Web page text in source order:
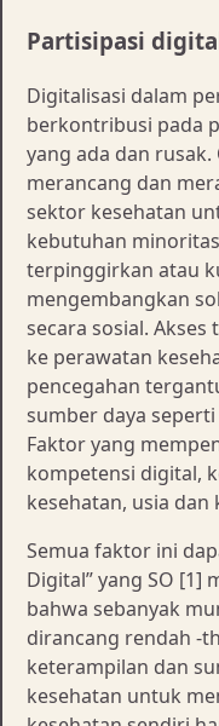
Partisipasi
Digitalisasi dalam
berkontribusi pada
yang ada dan
merancang dan
sektor kesehatan
kebutuhan
terpinggirkan atau
mengembangkan
secara sosial.
ke perawatan
pencegahan
sumber daya
Faktor yang
kompetensi digital,
kesehatan, usia
Semua faktor ini
Digital” yang SO [1]
bahwa sebanyak
dirancang rendah -
keterampilan dan
kesehatan untuk